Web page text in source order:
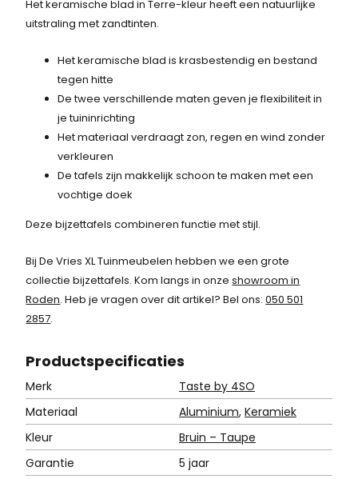
Het keramische blad in Terre-kleur heeft een natuurlijke
uitstraling met zandtinten.
Het keramische blad is krasbestendig en bestand
tegen hitte
De twee verschillende maten geven je flexibiliteit in
je tuininrichting
Het materiaal verdraagt zon, regen en wind zonder
verkleuren
De tafels zijn makkelijk schoon te maken met een
vochtige doek
Deze bijzettafels combineren functie met stijl.
Bij De Vries XL Tuinmeubelen hebben we een grote
collectie bijzettafels. Kom langs in onzeshowroom in
Roden. Heb je vragen over dit artikel? Bel ons:050 501
2857.
Productspecificaties
Merk
Taste by 4SO
Materiaal
Aluminium, Keramiek
Kleur
Bruin – Taupe
Garantie
5 jaar